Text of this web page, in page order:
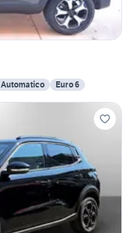
Automatico Euro 6